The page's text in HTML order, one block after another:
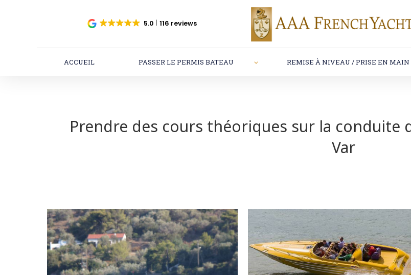
5.0 116 reviews
ACCUEIL PASSER LE PERMIS BATEAU REMISE À NIVEAU / PRISE EN MAIN
Prendre des cours théoriques sur la conduite
Var